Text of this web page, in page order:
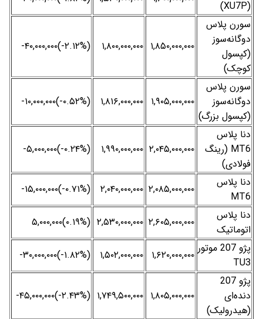
(XU7P)
سورن پلاس
دوگانه‌سوز
(کپسول
کوچک)
۱,۸۵۰,۰۰۰,۰۰۰ ۱,۸۰۰,۰۰۰,۰۰۰ (‎-۲.۱۲%‌)‎-۴۰,۰۰۰,۰۰۰‌
سورن پلاس
دوگانه‌سوز
(کپسول بزرگ)
۱,۹۰۵,۰۰۰,۰۰۰ ۱,۸۱۶,۰۰۰,۰۰۰ (‎-۰.۵۲%‌)‎-۱۰,۰۰۰,۰۰۰‌
دنا پلاس
MT6 (رینگ
فولادی)
۲,۰۴۵,۰۰۰,۰۰۰ ۱,۹۹۰,۰۰۰,۰۰۰ (‎-۰.۲۴%‌)‎-۵,۰۰۰,۰۰۰‌
دنا پلاس
MT6
۲,۰۸۵,۰۰۰,۰۰۰ ۲,۰۴۰,۰۰۰,۰۰۰
(‎-۰.۷۱%‌)‎-۱۵,۰۰۰,۰۰۰‌
دنا پلاس
اتوماتیک
۲,۶۰۵,۰۰۰,۰۰۰ ۲,۵۳۰,۰۰۰,۰۰۰ (‎۰.۱۹%‌)‎۵,۰۰۰,۰۰۰‌
پژو 207 موتور
TU3
۱,۶۲۰,۰۰۰,۰۰۰ ۱,۵۰۲,۰۰۰,۰۰۰
(‎-۱.۸۲%‌)‎-۳۰,۰۰۰,۰۰۰‌
پژو 207
دنده‌ای
(هیدرولیک)
۱,۸۰۵,۰۰۰,۰۰۰ ۱,۷۴۹,۵۰۰,۰۰۰ (‎-۲.۴۳%‌)‎-۴۵,۰۰۰,۰۰۰‌